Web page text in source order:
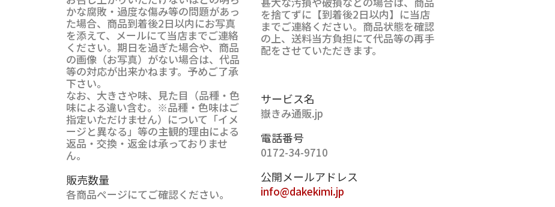
かな腐敗・過度な傷み等の問題があっ
た場合、商品到着後2日以内にお写真
を添えて、メールにて当店までご連絡
ください。期日を過ぎた場合や、商品
の画像（お写真）がない場合は、代品
等の対応が出来かねます。予めご了承
下さい。
なお、大きさや味、見た目（品種・色
味による違い含む。※品種・色味はご
指定いただけません）について「イメ
ージと異なる」等の主観的理由による
返品・交換・返金は承っておりませ
ん。
販売数量
各商品ページにてご確認ください。
を捨てずに【到着後2日以内】に当店
までご連絡ください。商品状態を確認
の上、送料当方負担にて代品等の再手
配をさせていただきます。
サービス名
嶽きみ通販.jp
電話番号
0172-34-9710
公開メールアドレス
info@dakekimi.jp